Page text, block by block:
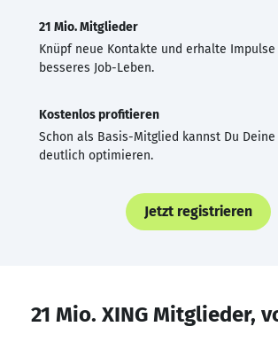
21 Mio. Mitglieder
Knüpf neue Kontakte und erhalte
besseres Job-Leben.
Kostenlos profitieren
Schon als Basis-Mitglied kannst Du Deine
deutlich optimieren.
Jetzt registrieren
21 Mio. XING Mitglieder,